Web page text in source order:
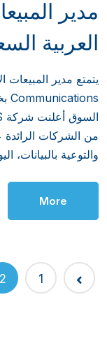
مدير
العربية
من الشركات الرائدة
والتوعية
More
1
2